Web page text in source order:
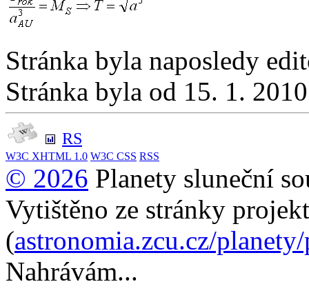
Stránka byla naposledy
Stránka byla od 15. 1.
RS
W3C XHTML 1.0 W3C CSS RSS
© 2026 Planety sluneční
Vytištěno ze stránky
(astronomia.zcu.cz/
Nahrávám...